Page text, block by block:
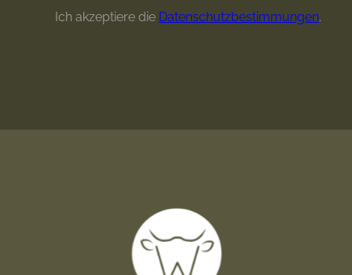
Ich akzeptiere die Datenschutzbestimmungen.